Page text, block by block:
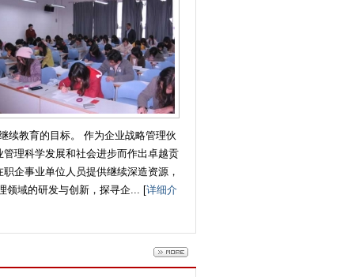
续教育的目标。 作为企业战略管理伙
理科学发展和社会进步而作出卓越贡
企事业单位人员提供继续深造资源，
领域的研发与创新，探寻企... [详细介